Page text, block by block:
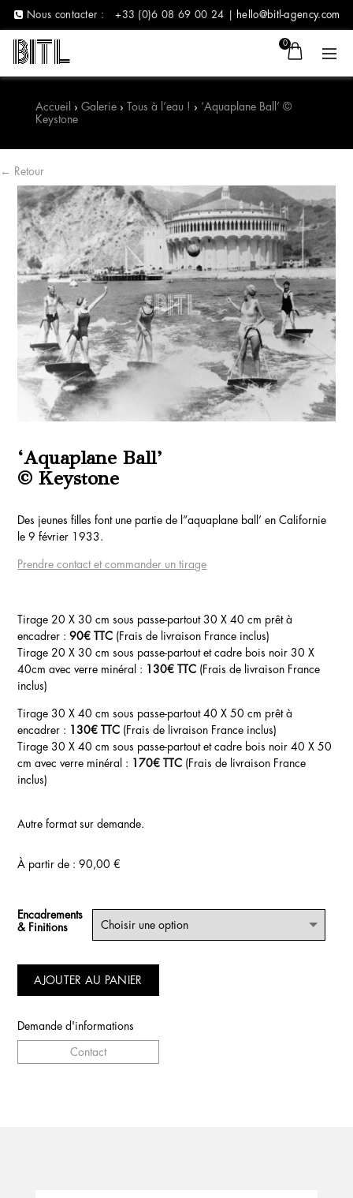
Nous contacter : +33 (0)6 08 69 00 24 | hello@bitl-agency.com
0
Accueil › Galerie› Tous à l’eau ! › ‘Aquaplane Ball’ ©
Keystone
← Retour
‘Aquaplane Ball’
© Keystone
Des jeunes filles font une partie de l”aquaplane ball’ en Californie
le 9 février 1933.
Prendre contact et commander un tirage
Tirage 20 X 30 cm sous passe-partout 30 X 40 cm prêt à
encadrer :90€ TTC (Frais de livraison France inclus)
Tirage 20 X 30 cm sous passe-partout et cadre bois noir 30 X
40cm avec verre minéral :
130€ TTC (Frais de livraison France
inclus)
Tirage 30 X 40 cm sous passe-partout 40 X 50 cm prêt à
encadrer :
130€ TTC (Frais de livraison France inclus)
Tirage 30 X 40 cm sous passe-partout et cadre bois noir 40 X 50
cm avec verre minéral :
170€ TTC (Frais de livraison France
inclus)
Autre format sur demande.
À partir de :90,00€
Encadrements
& Finitions
AJOUTER AU PANIER
Demande d'informations
Contact